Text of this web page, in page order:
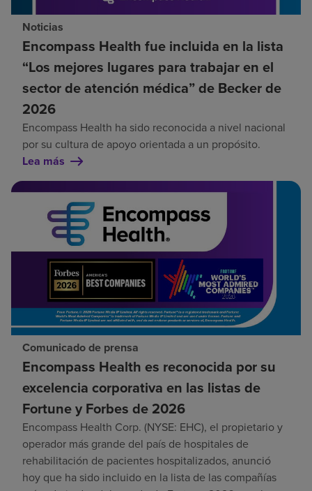
Noticias
Encompass Health fue incluida en la lista
“Los mejores lugares para trabajar en el
sector de atención médica” de Becker de
2026
Encompass Health ha sido reconocida a nivel nacional
por su cultura de apoyo orientada a un propósito.
Lea más
Comunicado de prensa
Encompass Health es reconocida por su
excelencia corporativa en las listas de
Fortune y Forbes de 2026
Encompass Health Corp. (NYSE: EHC), el propietario y
operador más grande del país de hospitales de
rehabilitación de pacientes hospitalizados, anunció
hoy que ha sido incluido en la lista de las compañías